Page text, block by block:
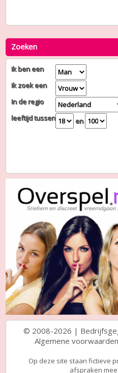
Zoeken
Ik ben een
Ik zoek een
In de regio
leeftijd tussen
en
© 2008-2026 |
Algemene voorwaarden
Op deze site staan fictieve
afspraken